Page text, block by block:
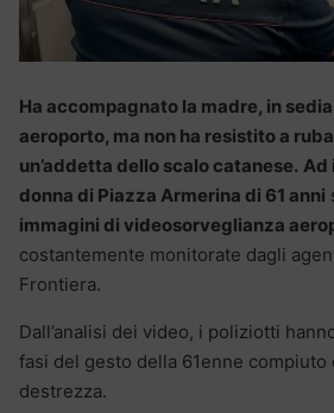
Ha accompagnato la madre, in
aeroporto, ma non ha resistito a
un’addetta dello scalo catanese. Ad
donna di Piazza Armerina di 61 anni
immagini di videosorveglianza
costantemente monitorate dagli
Frontiera.
Dall’analisi dei video, i poliziotti
fasi del gesto della 61enne
destrezza.